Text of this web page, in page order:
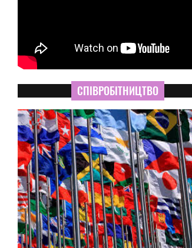
СПІВРОБІТНИЦТВО